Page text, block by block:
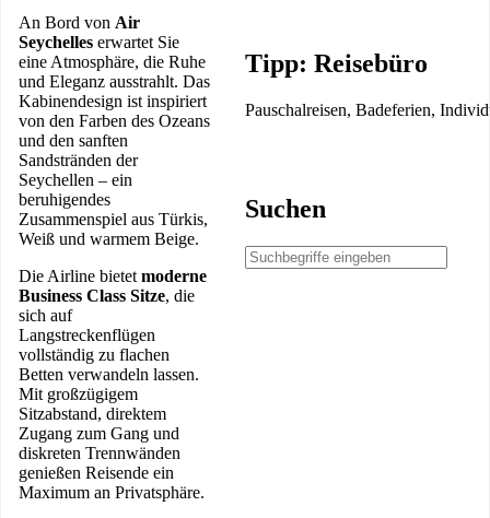
An Bord von Air
Seychelles erwartet Sie
eine Atmosphäre, die Ruhe
und Eleganz ausstrahlt. Das
Kabinendesign ist inspiriert
von den Farben des Ozeans
und den sanften
Sandstränden der
Seychellen – ein
beruhigendes
Zusammenspiel aus Türkis,
Weiß und warmem Beige.
Die Airline bietet moderne
Business Class Sitze, die
sich auf
Langstreckenflügen
vollständig zu flachen
Betten verwandeln lassen.
Mit großzügigem
Sitzabstand, direktem
Zugang zum Gang und
diskreten Trennwänden
genießen Reisende ein
Maximum an Privatsphäre.
Tipp: Reisebüro
Pauschalreisen, Badeferien,
Suchen